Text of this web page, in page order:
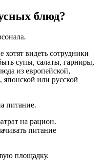
блюд?
хотят видеть сотрудники
супы, салаты, гарниры,
из европейской,
японской или русской
питание.
на рацион.
питание
площадку.